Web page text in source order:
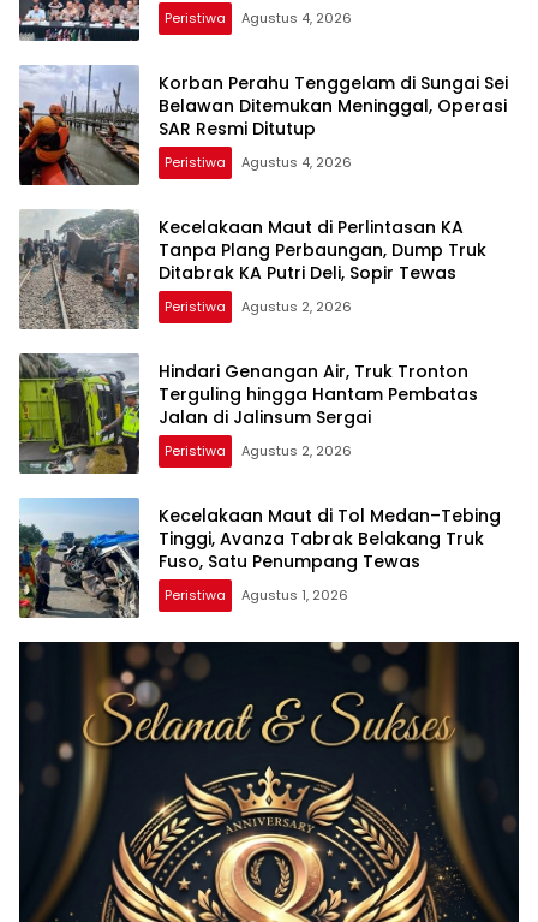
Peristiwa Agustus 4, 2026
Korban Perahu Tenggelam di Sungai Sei
Belawan Ditemukan Meninggal, Operasi
SAR Resmi Ditutup
Peristiwa Agustus 4, 2026
Kecelakaan Maut di Perlintasan KA
Tanpa Plang Perbaungan, Dump Truk
Ditabrak KA Putri Deli, Sopir Tewas
Peristiwa Agustus 2, 2026
Hindari Genangan Air, Truk Tronton
Terguling hingga Hantam Pembatas
Jalan di Jalinsum Sergai
Peristiwa Agustus 2, 2026
Kecelakaan Maut di Tol Medan–Tebing
Tinggi, Avanza Tabrak Belakang Truk
Fuso, Satu Penumpang Tewas
Peristiwa Agustus 1, 2026